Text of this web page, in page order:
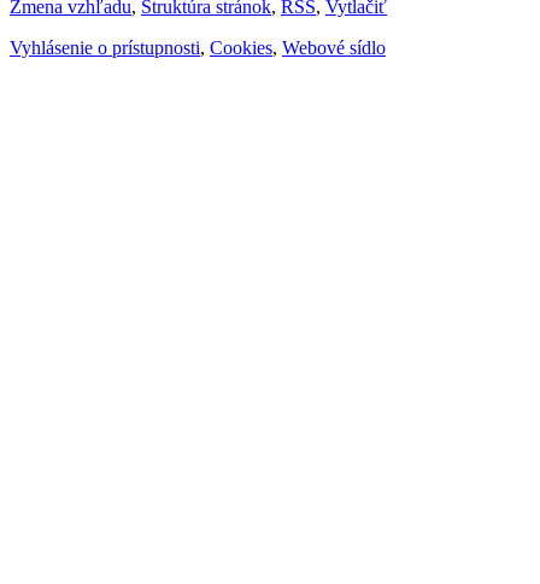
Zmena vzhľadu, Štruktúra stránok, RSS, Vytlačiť
Vyhlásenie o prístupnosti, Cookies, Webové sídlo